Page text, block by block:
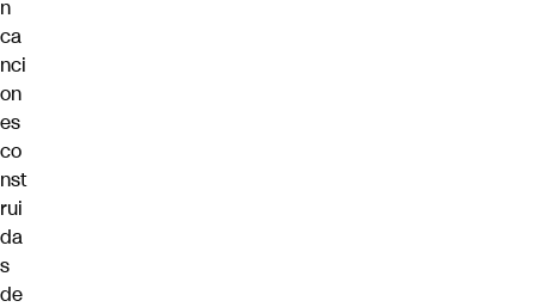
n
ca
nci
on
es
co
nst
rui
da
s
de